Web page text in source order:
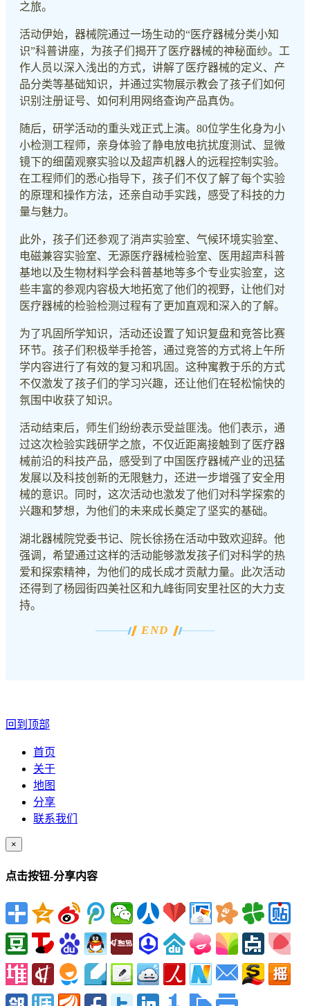
之旅。
活动伊始，器械院通过一场生动的“医疗器械分类小知
识”科普讲座，为孩子们揭开了医疗器械的神秘面纱。工
作人员以深入浅出的方式，讲解了医疗器械的定义、产
品分类等基础知识，并通过实物展示教会了孩子们如何
识别注册证号、如何利用网络查询产品真伪。
随后，研学活动的重头戏正式上演。80位学生化身为小
小检测工程师，亲身体验了静电放电抗扰度测试、显微
镜下的细菌观察实验以及超声机器人的远程控制实验。
在工程师们的悉心指导下，孩子们不仅了解了每个实验
的原理和操作方法，还亲自动手实践，感受了科技的力
量与魅力。
此外，孩子们还参观了消声实验室、气候环境实验室、
电磁兼容实验室、无源医疗器械检验室、医用超声科普
基地以及生物材料学会科普基地等多个专业实验室，这
些丰富的参观内容极大地拓宽了他们的视野，让他们对
医疗器械的检验检测过程有了更加直观和深入的了解。
为了巩固所学知识，活动还设置了知识复盘和竞答比赛
环节。孩子们积极举手抢答，通过竞答的方式将上午所
学内容进行了有效的复习和巩固。这种寓教于乐的方式
不仅激发了孩子们的学习兴趣，还让他们在轻松愉快的
氛围中收获了知识。
活动结束后，师生们纷纷表示受益匪浅。他们表示，通
过这次检验实践研学之旅，不仅近距离接触到了医疗器
械前沿的科技产品，感受到了中国医疗器械产业的迅猛
发展以及科技创新的无限魅力，还进一步增强了安全用
械的意识。同时，这次活动也激发了他们对科学探索的
兴趣和梦想，为他们的未来成长奠定了坚实的基础。
湖北器械院党委书记、院长徐扬在活动中致欢迎辞。他
强调，希望通过这样的活动能够激发孩子们对科学的热
爱和探索精神，为他们的成长成才贡献力量。此次活动
还得到了杨园街四美社区和九峰街同安里社区的大力支
持。
END
回到顶部
首页
关于
地图
分享
联系我们
×
点击按钮-分享内容